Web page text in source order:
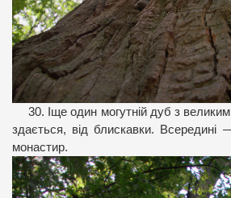
30. Іще один могутній дуб з
здається, від блискавки. Всередині
монастир.